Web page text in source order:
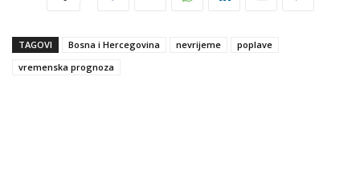
TAGOVI Bosna i Hercegovina nevrijeme
poplave
vremenska prognoza